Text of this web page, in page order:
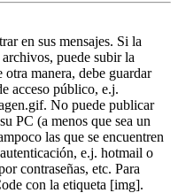
en sus mensajes. Si la
puede subir la
manera, debe guardar
acceso público, e.j.
No puede publicar
PC (a menos que sea un
las que se encuentren
e.j. hotmail o
contraseñas, etc. Para
con la etiqueta [img].